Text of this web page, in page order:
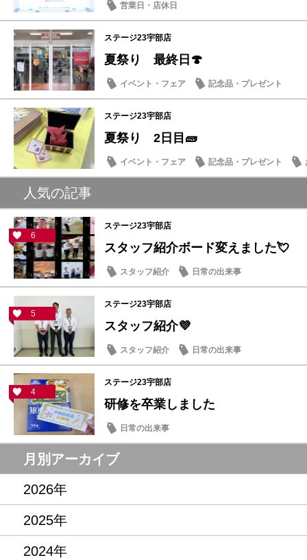
営業日・店休日
ステージ23宇部店
夏祭り 最終日🍄
イベント・フェア 記念品・プレゼント
ステージ23宇部店
夏祭り 2日目🧱
イベント・フェア 記念品・プレゼント
人気の記事
6
ステージ23宇部店
スタッフ紹介ボード変えました💘
スタッフ紹介 日常の出来事
5
ステージ23宇部店
スタッフ紹介💜
スタッフ紹介 日常の出来事
4
ステージ23宇部店
研修を卒業しました
日常の出来事
月別アーカイブ
2026年
2025年
2024年